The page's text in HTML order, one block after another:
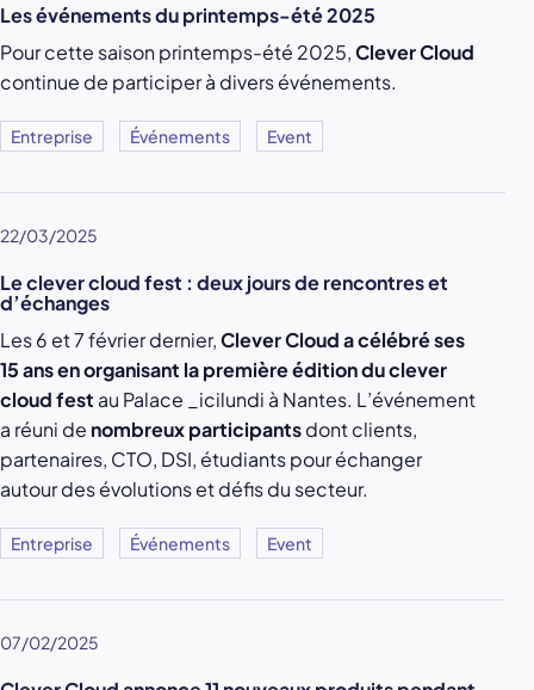
Les événements du printemps-été 2025
Pour cette saison printemps-été 2025,Clever Cloud
continue de participer à divers événements.
Entreprise Événements Event
22/03/2025
Le clever cloud fest : deux jours de rencontres et
d’échanges
Les 6 et 7 février dernier,Clever Cloud a célébré ses
15 ans en organisant la première édition du clever
cloud fest au Palace _icilundi à Nantes. L’événement
a réuni de nombreux participantsdont clients,
partenaires, CTO, DSI, étudiants pour échanger
autour des évolutions et défis du secteur.
Entreprise Événements Event
07/02/2025